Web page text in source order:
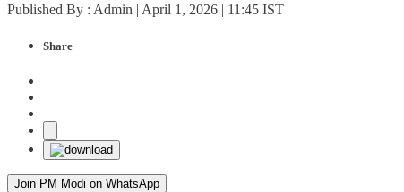
Published By : Admin | April 1, 2026 | 11:45 IST
Share
Join PM Modi on WhatsApp